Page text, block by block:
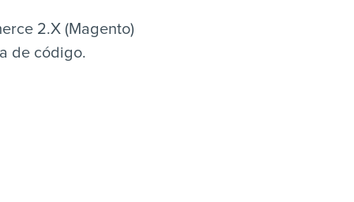
2.X (Magento)
de código.